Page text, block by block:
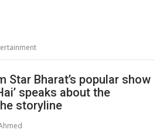
Star Bharat’s popular show
speaks about the
storyline